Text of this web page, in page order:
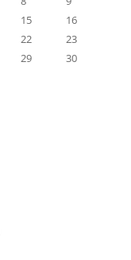
15
16
22
23
29
30